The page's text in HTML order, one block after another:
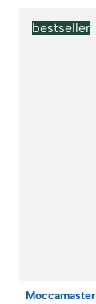
bestseller
Moccamaster